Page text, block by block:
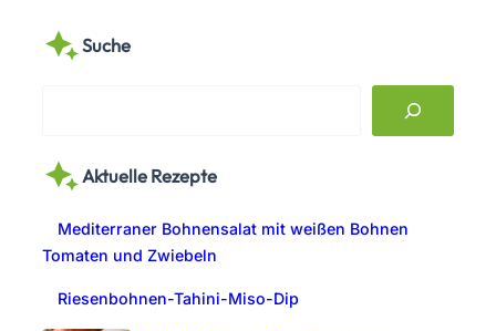
Suche
r
Aktuelle Rezepte
Mediterraner Bohnensalat mit weißen Bohnen
Tomaten und Zwiebeln
Riesenbohnen-Tahini-Miso-Dip